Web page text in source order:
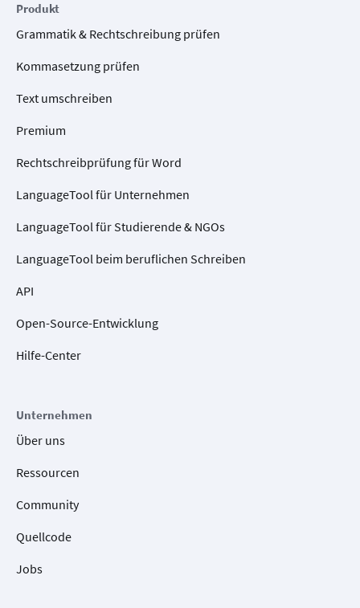
Produkt
Grammatik & Rechtschreibung prüfen
Kommasetzung prüfen
Text umschreiben
Premium
Rechtschreibprüfung für Word
LanguageTool für Unternehmen
LanguageTool für Studierende & NGOs
LanguageTool beim beruflichen Schreiben
API
Open-Source-Entwicklung
Hilfe-Center
Unternehmen
Über uns
Ressourcen
Community
Quellcode
Jobs